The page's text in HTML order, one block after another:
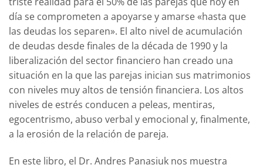
día se comprometen a apoyarse y amarse «hasta que
las deudas los separen». El alto nivel de acumulación
de deudas desde finales de la década de 1990 y la
liberalización del sector financiero han creado una
situación en la que las parejas inician sus matrimonios
con niveles muy altos de tensión financiera. Los altos
niveles de estrés conducen a peleas, mentiras,
egocentrismo, abuso verbal y emocional y, finalmente,
a la erosión de la relación de pareja.
En este libro, el Dr. Andres Panasiuk nos muestra